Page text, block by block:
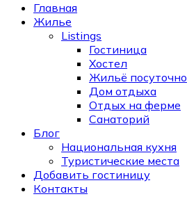
Главная
Жилье
Listings
Гостиница
Хостел
Жильё посуточно
Дом отдыха
Отдых на ферме
Санаторий
Блог
Национальная кухня
Туристические места
Добавить гостиницу
Контакты